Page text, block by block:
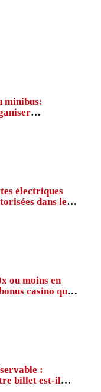
minibus:
France
électriques
dans le
ou moins en
casino que
connaissent
:
billet est-il